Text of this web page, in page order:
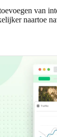
van
naartoe